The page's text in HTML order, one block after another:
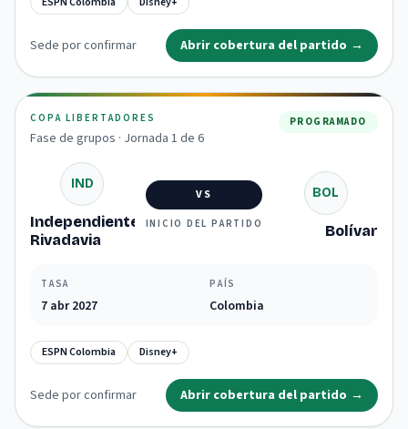
Sede por confirmar Abrir cobertura del partido →
COPA LIBERTADORES
Fase de grupos · Jornada 1 de 6
PROGRAMADO
IND
Independiente
Rivadavia
VS
INICIO DEL PARTIDO
BOL
Bolívar
TASA
7 abr 2027
PAÍS
Colombia
ESPN Colombia Disney+
Sede por confirmar Abrir cobertura del partido →